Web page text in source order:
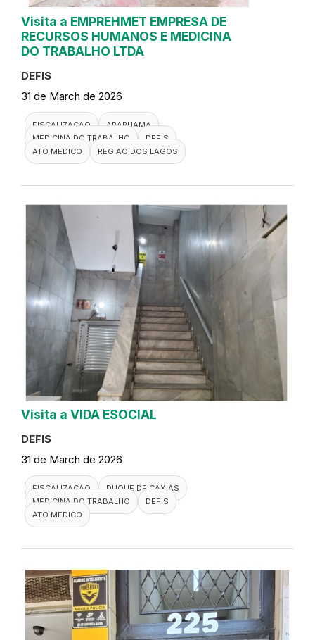
Visita a EMPREHMET EMPRESA DE
RECURSOS HUMANOS E MEDICINA
DO TRABALHO LTDA
DEFIS
31 de March de 2026
FISCALIZACAO
ARARUAMA
MEDICINA DO TRABALHO
DEFIS
ATO MEDICO
REGIAO DOS LAGOS
Visita a VIDA ESOCIAL
DEFIS
31 de March de 2026
FISCALIZACAO
DUQUE DE CAXIAS
MEDICINA DO TRABALHO
DEFIS
ATO MEDICO